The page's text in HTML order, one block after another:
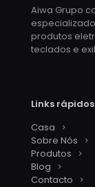
Aiwa Grupo
produtos
teclados e
Links rápidos
Casa
Sobre Nós
Produtos
Blog
Contacto